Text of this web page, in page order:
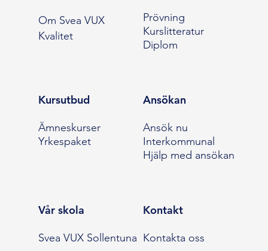
Om Svea VUX
Kvalitet
Prövning
Kurslitteratur
Diplom
Kursutbud
Ämneskurser
Yrkespaket
Ansökan
Ansök nu
Interkommunal
Hjälp med ansökan
Vår skola
Svea VUX Sollentuna
Kontakt
Kontakta oss